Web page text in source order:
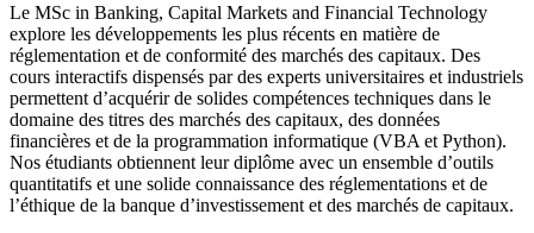
Le MSc in Banking, Capital Markets and Financial Technology
explore les développements les plus récents en matière de
réglementation et de conformité des marchés des capitaux. Des
cours interactifs dispensés par des experts universitaires et industriels
permettent d’acquérir de solides compétences techniques dans le
domaine des titres des marchés des capitaux, des données
financières et de la programmation informatique (VBA et Python).
Nos étudiants obtiennent leur diplôme avec un ensemble d’outils
quantitatifs et une solide connaissance des réglementations et de
l’éthique de la banque d’investissement et des marchés de capitaux.